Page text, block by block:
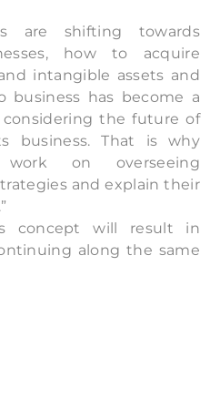
are shifting towards
how to acquire
intangible assets and
business has become a
the future of
business. That is why
work on overseeing
and explain their
concept will result in
along the same